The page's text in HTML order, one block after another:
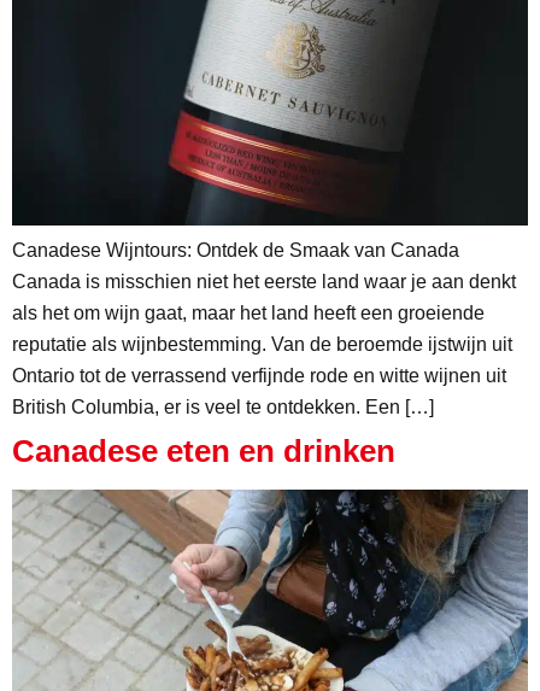
Canadese Wijntours: Ontdek de Smaak van Canada
Canada is misschien niet het eerste land waar je aan denkt
als het om wijn gaat, maar het land heeft een groeiende
reputatie als wijnbestemming. Van de beroemde ijstwijn uit
Ontario tot de verrassend verfijnde rode en witte wijnen uit
British Columbia, er is veel te ontdekken. Een […]
Canadese eten en drinken